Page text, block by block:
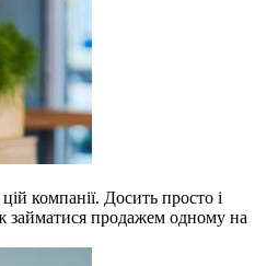
компанії. Досить просто і
займатися продажем одному на